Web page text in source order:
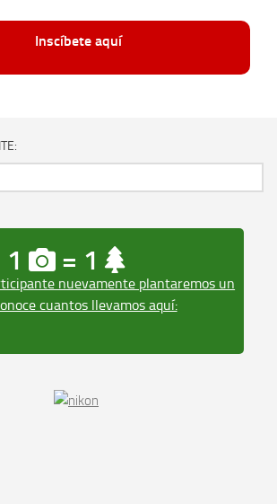
Inscíbete aquí
1 = 1
nuevamente plantaremos un
cuantos llevamos aquí: